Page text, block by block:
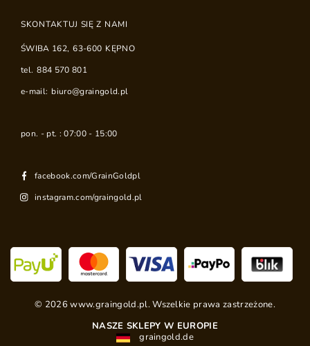
SKONTAKTUJ SIĘ Z NAMI
ŚWIBA 162, 63-600 KĘPNO
tel. 884 570 801
e-mail: biuro@graingold.pl
pon. - pt. : 07:00 - 15:00
facebook.com/GrainGoldpl
instagram.com/graingold.pl
© 2026 www.graingold.pl. Wszelkie prawa zastrzeżone.
NASZE SKLEPY W EUROPIE
graingold.de